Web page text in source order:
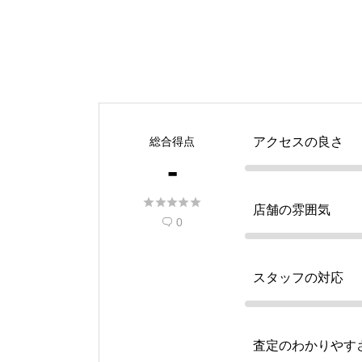
総合得点
-

 0
アクセスの良さ
店舗の雰囲気
スタッフの対応
査定のわかりやす